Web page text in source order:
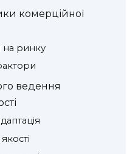
комерційної
на ринку
ведення